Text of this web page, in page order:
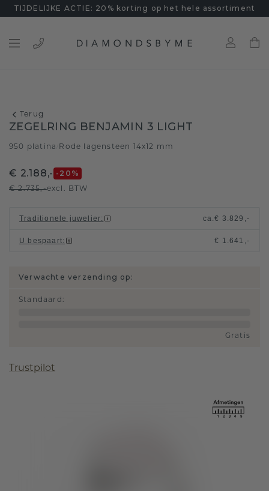
TIJDELIJKE ACTIE: 20% korting op het hele assortiment
Terug
ZEGELRING BENJAMIN 3 LIGHT
950 platina Rode lagensteen 14x12 mm
€ 2.188,- -20 %
€ 2.735,-excl. BTW
Traditionele juwelier: ca.€ 3.829,-
U bespaart: € 1.641,-
Verwachte verzending op:
Standaard :
Gratis
Trustpilot